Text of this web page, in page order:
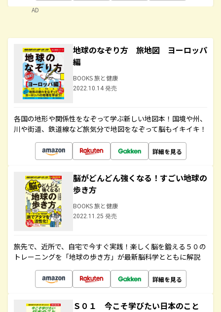
AD
地球のなぞり方 旅地図 ヨーロッパ
編
BOOKS 旅と健康
2022.10.14 発売
各国の地形や関係性をなぞって学ぶ新しい地図本！国境や州、
川や街道、鉄道線など旅気分で地図をなぞって脳もイキイキ！
詳細を見る
脳がどんどん強くなる！すごい地球の
歩き方
BOOKS 旅と健康
2022.11.25 発売
旅先で、近所で、自宅で今すぐ実践！楽しく脳を鍛える５０の
トレーニングを「地球の歩き方」が最新脳科学とともに解説
詳細を見る
Ｓ０１ 今こそ学びたい日本のこと